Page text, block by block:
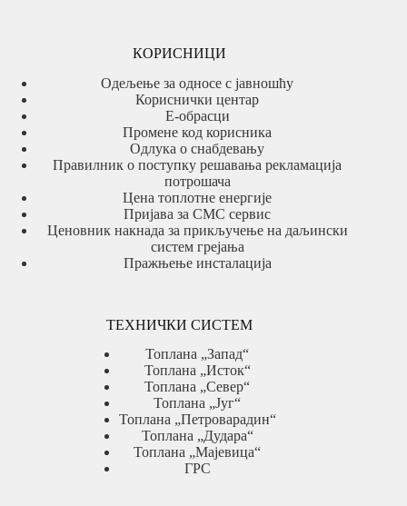
КОРИСНИЦИ
Одељење за односе с јавношћу
Кориснички центар
Е-обрасци
Промене код корисника
Одлука о снабдевању
Правилник о поступку решавања рекламација
потрошача
Цена топлотне енергије
Пријава за СМС сервис
Ценовник накнада за прикључење на даљински
систем грејања
Пражњење инсталација
ТЕХНИЧКИ СИСТЕМ
Топлана „Запад“
Топлана „Исток“
Топлана „Север“
Топлана „Југ“
Топлана „Петроварадин“
Топлана „Дудара“
Топлана „Мајевица“
ГРС